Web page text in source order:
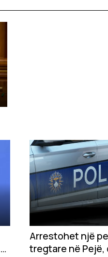
Arrestohet një
tregtare në